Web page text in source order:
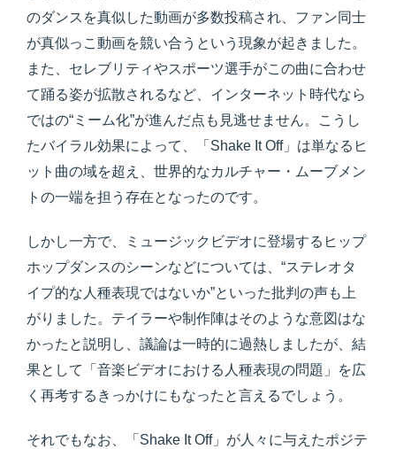
のダンスを真似した動画が多数投稿され、ファン同士
が真似っこ動画を競い合うという現象が起きました。
また、セレブリティやスポーツ選手がこの曲に合わせ
て踊る姿が拡散されるなど、インターネット時代なら
ではの“ミーム化”が進んだ点も見逃せません。こうし
たバイラル効果によって、「Shake It Off」は単なるヒ
ット曲の域を超え、世界的なカルチャー・ムーブメン
トの一端を担う存在となったのです。
しかし一方で、ミュージックビデオに登場するヒップ
ホップダンスのシーンなどについては、“ステレオタ
イプ的な人種表現ではないか”といった批判の声も上
がりました。テイラーや制作陣はそのような意図はな
かったと説明し、議論は一時的に過熱しましたが、結
果として「音楽ビデオにおける人種表現の問題」を広
く再考するきっかけにもなったと言えるでしょう。
それでもなお、「Shake It Off」が人々に与えたポジテ